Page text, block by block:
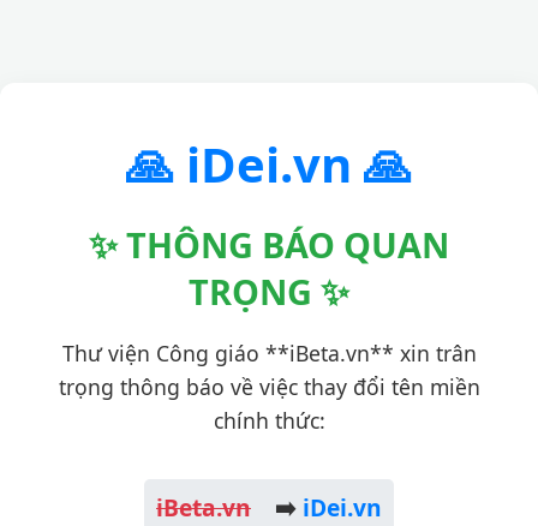
🙏 iDei.vn 🙏
✨ THÔNG BÁO QUAN
TRỌNG ✨
Thư viện Công giáo **iBeta.vn** xin trân
trọng thông báo về việc thay đổi tên miền
chính thức:
iBeta.vn ➡️ iDei.vn